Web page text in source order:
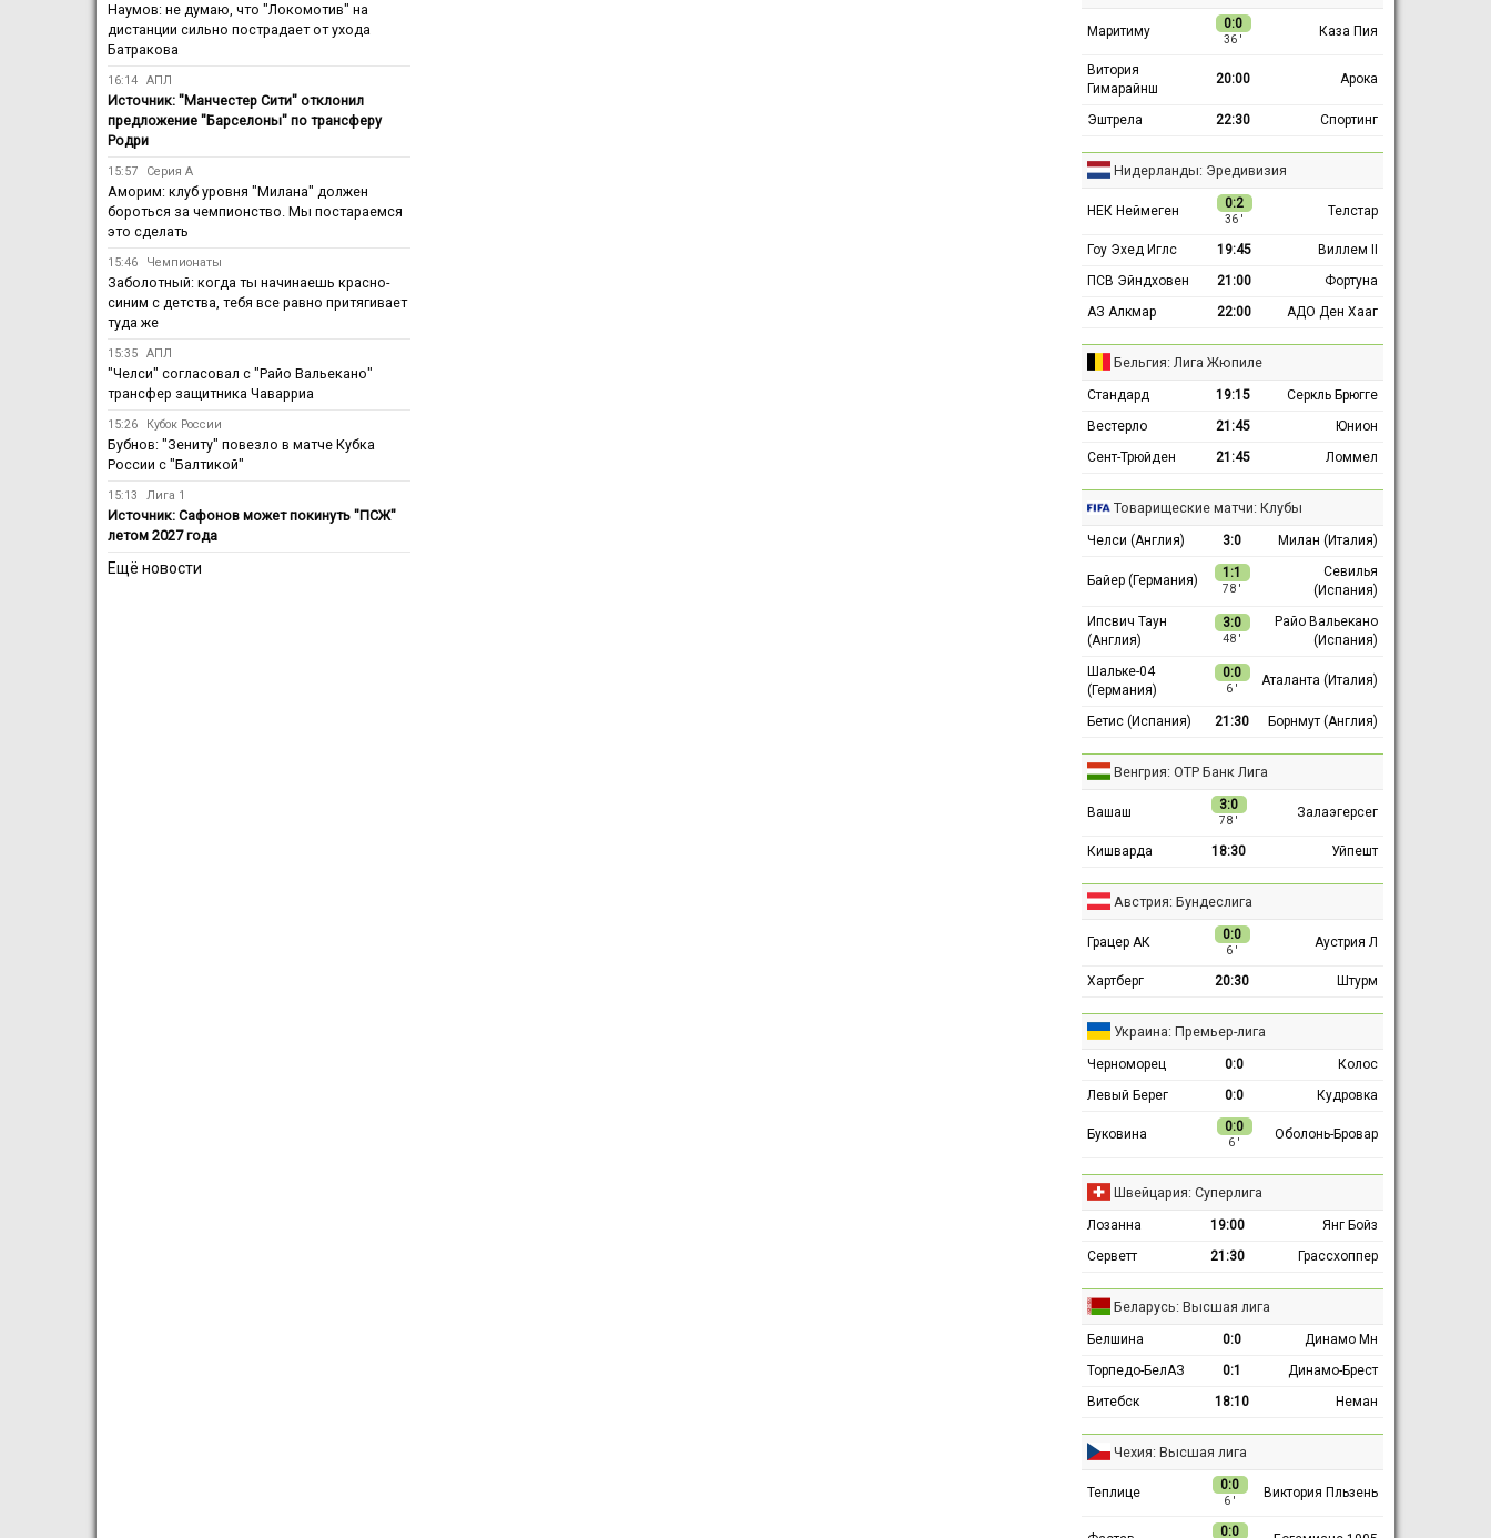
Наумов: не думаю, что "Локомотив" на
дистанции сильно пострадает от ухода
Батракова
16:14 АПЛ
Источник: "Манчестер Сити" отклонил
предложение "Барселоны" по трансферу
Родри
15:57 Серия А
Аморим: клуб уровня "Милана" должен
бороться за чемпионство. Мы постараемся
это сделать
15:46 Чемпионаты
Заболотный: когда ты начинаешь красно-
синим с детства, тебя все равно притягивает
туда же
15:35 АПЛ
"Челси" согласовал с "Райо Вальекано"
трансфер защитника Чаварриа
15:26 Кубок России
Бубнов: "Зениту" повезло в матче Кубка
России с "Балтикой"
15:13 Лига 1
Источник: Сафонов может покинуть "ПСЖ"
летом 2027 года
Ещё новости
Маритиму 0:0
36 ′
Каза Пия
Витория
Гимарайнш
20:00 Арока
Эштрела 22:30 Спортинг
Нидерланды: Эредивизия
НЕК Неймеген 0:2
36 ′
Телстар
Гоу Эхед Иглс 19:45
Виллем II
ПСВ Эйндховен
21:00
Фортуна
АЗ Алкмар
22:00 АДО Ден Хааг
Бельгия: Лига Жюпиле
Стандард 19:15
Серкль Брюгге
Вестерло
21:45
Юнион
Сент-Трюйден
21:45 Ломмел
Товарищеские матчи: Клубы
Челси (Англия) 3:0 Милан (Италия)
Байер (Германия) 1:1
78 ′
Севилья
(Испания)
Ипсвич Таун
(Англия)
3:0
48 ′
Райо Вальекано
(Испания)
Шальке-04
(Германия)
0:0
6 ′
Аталанта (Италия)
Бетис (Испания) 21:30 Борнмут (Англия)
Венгрия: ОТР Банк Лига
Вашаш 3:0
78 ′
Залаэгерсег
Кишварда 18:30 Уйпешт
Австрия: Бундеслига
Грацер АК 0:0
6 ′
Аустрия Л
Хартберг 20:30 Штурм
Украина: Премьер-лига
Черноморец 0:0
Колос
Левый Берег
0:0 Кудровка
Буковина 0:0
6 ′
Оболонь-Бровар
Швейцария: Суперлига
Лозанна 19:00
Янг Бойз
Серветт
21:30 Грассхоппер
Беларусь: Высшая лига
Белшина 0:0
Динамо Мн
Торпедо-БелАЗ
0:1
Динамо-Брест
Витебск
18:10 Неман
Чехия: Высшая лига
Теплице 0:0
6 ′
Виктория Пльзень
0:0